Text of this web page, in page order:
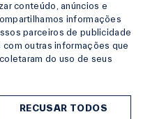
R$ 13,22-2,15% IBOV
|Powered byMZ
DE DADOS PESSOAIS
conteúdo, anúncios e
informações
parceiros de publicidade
outras informações que
do uso de seus
RECUSAR TODOS